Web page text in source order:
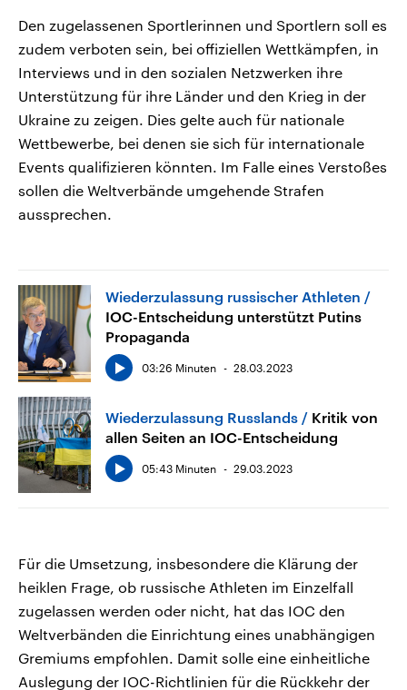
Den zugelassenen Sportlerinnen und Sportlern soll es
zudem verboten sein, bei offiziellen Wettkämpfen, in
Interviews und in den sozialen Netzwerken ihre
Unterstützung für ihre Länder und den Krieg in der
Ukraine zu zeigen. Dies gelte auch für nationale
Wettbewerbe, bei denen sie sich für internationale
Events qualifizieren könnten. Im Falle eines Verstoßes
sollen die Weltverbände umgehende Strafen
aussprechen.
Wiederzulassung russischer Athleten
IOC-Entscheidung unterstützt Putins
Propaganda
03:26 Minuten 28.03.2023
Wiederzulassung Russlands
Kritik von
allen Seiten an IOC-Entscheidung
05:43 Minuten 29.03.2023
Für die Umsetzung, insbesondere die Klärung der
heiklen Frage, ob russische Athleten im Einzelfall
zugelassen werden oder nicht, hat das IOC den
Weltverbänden die Einrichtung eines unabhängigen
Gremiums empfohlen. Damit solle eine einheitliche
Auslegung der IOC-Richtlinien für die Rückkehr der